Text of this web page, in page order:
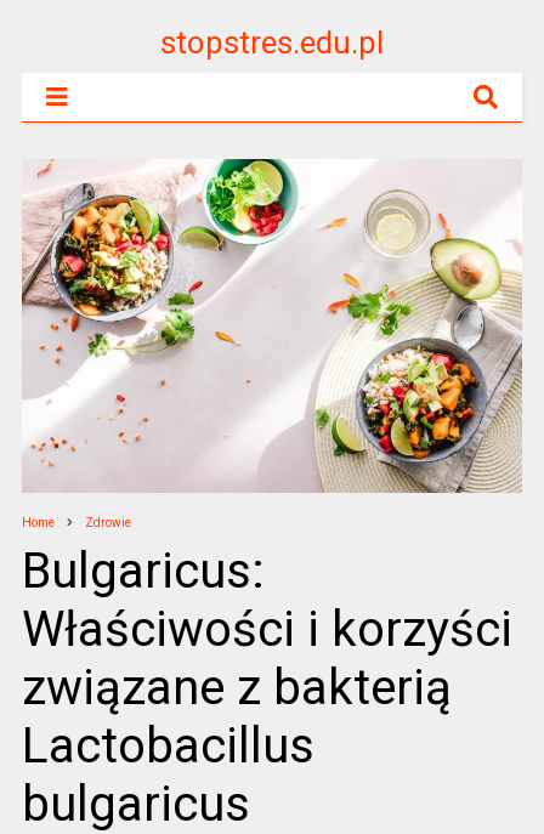
stopstres.edu.pl
Home Zdrowie
Bulgaricus:
Właściwości i korzyści
związane z bakterią
Lactobacillus
bulgaricus